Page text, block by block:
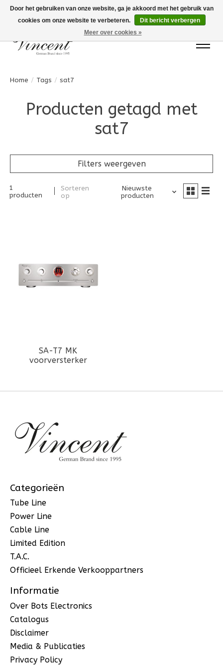
Bots Electronics T.+31 (0)40 20 71777
Home / Tags / sat7
Producten getagd met
sat7
Filters weergeven
1
producten
Sorteren
op
Nieuwste
producten
SA-T7 MK
voorversterker
Categorieën
Tube Line
Power Line
Cable Line
Limited Edition
T.A.C.
Officieel Erkende Verkooppartners
Informatie
Over Bots Electronics
Catalogus
Disclaimer
Media & Publicaties
Privacy Policy
Door het gebruiken van onze website, ga je akkoord met het gebruik van
cookies om onze website te verbeteren.
Dit bericht verbergen
Meer over cookies »